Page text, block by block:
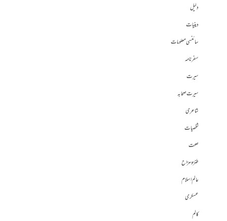
دلیل
دینیات
سائنسی معلومات
سفرنامہ
سیرت
سیرت صحابہ
شاعری
شخصیات
صحت
طنز و مزاح
عالم اسلام
عسکری
کالم